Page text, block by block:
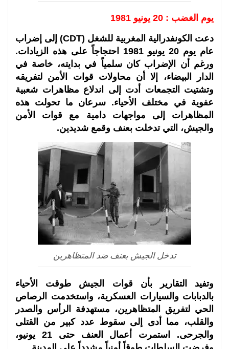
يوم الغضب : 20 يونيو 1981
دعت الكونفدرالية المغربية للشغل (CDT) إلى إضراب
عام يوم 20 يونيو 1981 احتجاجاً على هذه الزيادات.
ورغم أن الإضراب كان سلمياً في بدايته، خاصة في
الدار البيضاء، إلا أن محاولات قوات الأمن لتفريقه
وتشتيت التجمعات أدت إلى اندلاع مظاهرات شعبية
عفوية في مختلف الأحياء. سرعان ما تحولت هذه
المظاهرات إلى مواجهات دامية مع قوات الأمن
والجيش، التي تدخلت بعنف وقمع شديدين.
تدخل الجيش بعنف ضد المتظاهرين
وتفيد التقارير بأن قوات الجيش طوقت الأحياء
بالدبابات والسيارات العسكرية، واستخدمت الرصاص
الحي لتفريق المتظاهرين، مستهدفة الرأس والصدر
والقلب، مما أدى إلى سقوط عدد كبير من القتلى
والجرحى. استمرت أعمال العنف حتى 21 يونيو،